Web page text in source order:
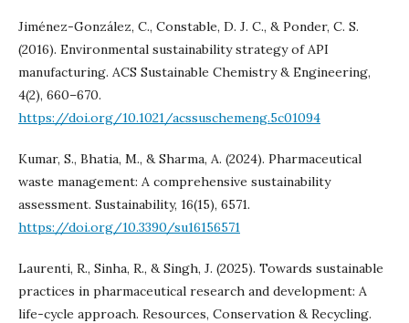
Jiménez-González, C., Constable, D. J. C., & Ponder, C. S.
(2016). Environmental sustainability strategy of API
manufacturing. ACS Sustainable Chemistry & Engineering,
4(2), 660–670.
https://doi.org/10.1021/acssuschemeng.5c01094
Kumar, S., Bhatia, M., & Sharma, A. (2024). Pharmaceutical
waste management: A comprehensive sustainability
assessment. Sustainability, 16(15), 6571.
https://doi.org/10.3390/su16156571
Laurenti, R., Sinha, R., & Singh, J. (2025). Towards sustainable
practices in pharmaceutical research and development: A
life-cycle approach. Resources, Conservation & Recycling.